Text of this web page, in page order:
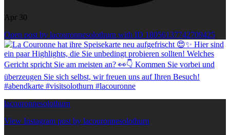
Apr 30
Open post by lacouronnesolothurn with ID 18056137742709425
lacouronnesolothurn
View Instagram post by lacouronnesolothurn